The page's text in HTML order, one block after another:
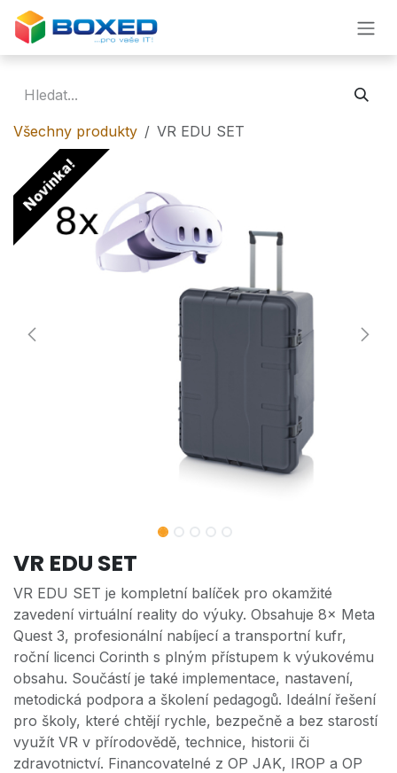
Přejít na obsah
Všechny produkty VR EDU SET
Novinka!
VR EDU SET
VR EDU SET je kompletní balíček pro okamžité
zavedení virtuální reality do výuky. Obsahuje 8× Meta
Quest 3, profesionální nabíjecí a transportní kufr,
roční licenci Corinth s plným přístupem k výukovému
obsahu. Součástí je také implementace, nastavení,
metodická podpora a školení pedagogů. Ideální řešení
pro školy, které chtějí rychle, bezpečně a bez starostí
využít VR v přírodovědě, technice, historii či
zdravotnictví. Financovatelné z OP JAK, IROP a OP